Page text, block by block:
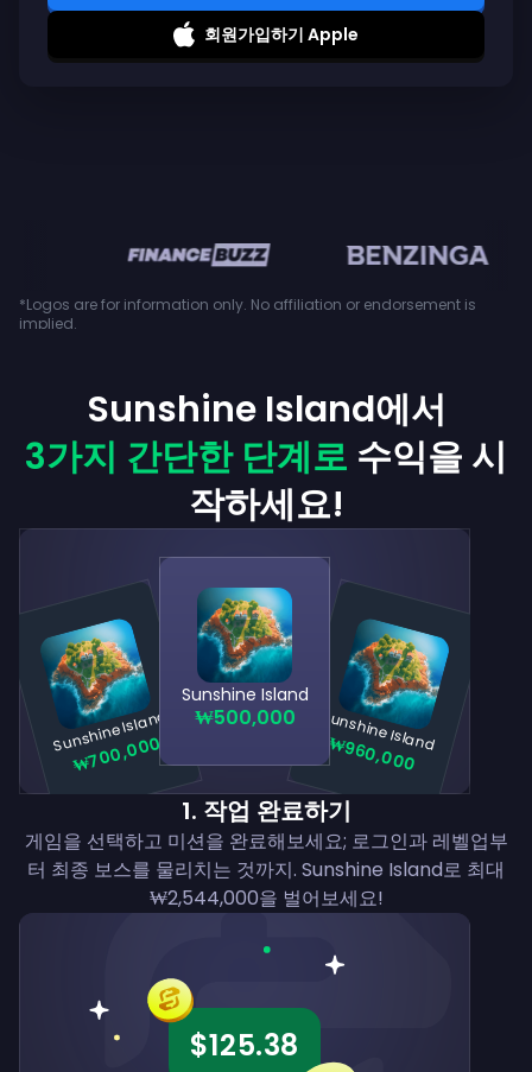
회원가입하기 Apple
*Logos are for information only. No affiliation or endorsement is
implied.
Sunshine Island에서
3가지 간단한 단계로 수익을 시
작하세요!
Sunshine Island
₩700,000
Sunshine Island
₩500,000 Sunshine Island
₩960,000
1. 작업 완료하기
게임을 선택하고 미션을 완료해보세요; 로그인과 레벨업부
터 최종 보스를 물리치는 것까지. Sunshine Island로 최대
₩2,544,000을 벌어보세요!
$125.38